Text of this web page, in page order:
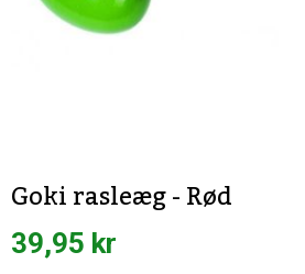
Goki rasleæg - Rød
39,95 kr